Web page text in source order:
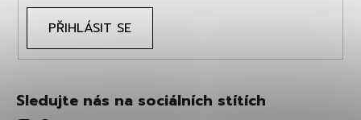
PŘIHLÁSIT SE
Sledujte nás na sociálních stítích